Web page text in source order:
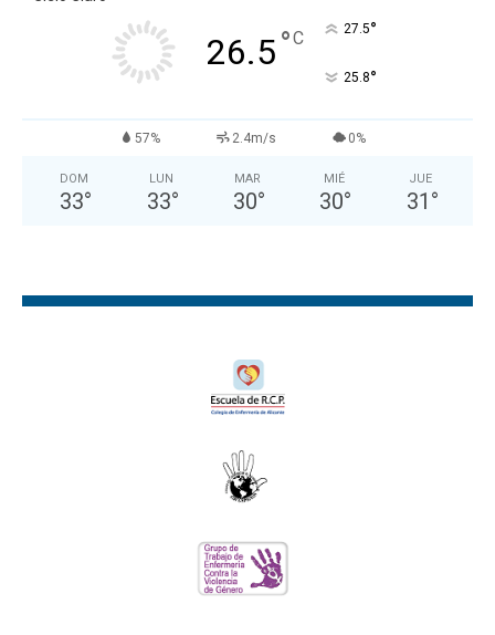
26.5°C 27.5°
25.8°
57% 2.4m/s 0%
DOM
33°
LUN
33°
MAR
30°
MIÉ
30°
JUE
31 °